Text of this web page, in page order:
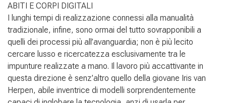
ABITI E CORPI DIGITALI
I lunghi tempi di realizzazione connessi alla manualità
tradizionale, infine, sono ormai del tutto sovrapponibili a
quelli dei processi più all’avanguardia; non è più lecito
cercare lusso e ricercatezza esclusivamente tra le
impunture realizzate a mano. Il lavoro più accattivante in
questa direzione è senz’altro quello della giovane Iris van
Herpen, abile inventrice di modelli sorprendentemente